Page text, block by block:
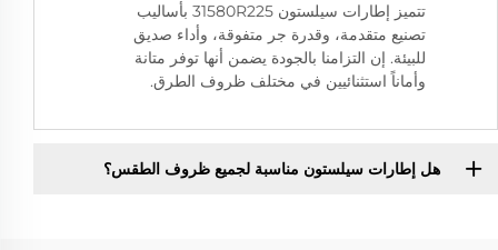
تتميز إطارات سيلستون 31580R225 بأساليب
تصنيع متقدمة، وقدرة جر متفوقة، وأداء صديق
للبيئة. إن التزامنا بالجودة يضمن أنها توفر متانة
وأماناً استثنائيين في مختلف ظروف الطرق.
هل إطارات سيلستون مناسبة لجميع ظروف الطقس؟